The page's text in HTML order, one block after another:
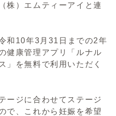
株）エムティーアイと連
和10年3月31日までの2年
健康管理アプリ「ルナル
」を無料で利用いただく
ージに合わせてステージ
で、これから妊娠を希望